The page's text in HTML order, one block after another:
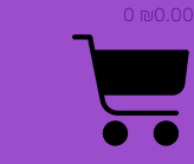
₪0.00
0